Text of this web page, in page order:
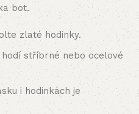
bot.
zlaté hodinky.
stříbrné nebo ocelové
i hodinkách je